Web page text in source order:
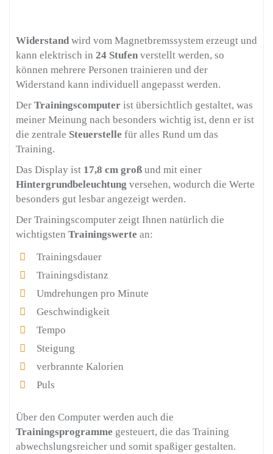
Widerstand wird vom Magnetbremssystem erzeugt und
kann elektrisch in 24 Stufen verstellt werden, so
können mehrere Personen trainieren und der
Widerstand kann individuell angepasst werden.
Der Trainingscomputer ist übersichtlich gestaltet, was
meiner Meinung nach besonders wichtig ist, denn er ist
die zentrale Steuerstelle für alles Rund um das
Training.
Das Display ist 17,8 cm groß und mit einer
Hintergrundbeleuchtung versehen, wodurch die Werte
besonders gut lesbar angezeigt werden.
Der Trainingscomputer zeigt Ihnen natürlich die
wichtigsten Trainingswerte an:
Trainingsdauer
Trainingsdistanz
Umdrehungen pro Minute
Geschwindigkeit
Tempo
Steigung
verbrannte Kalorien
Puls
Über den Computer werden auch die
Trainingsprogramme gesteuert, die das Training
abwechslungsreicher und somit spaßiger gestalten.